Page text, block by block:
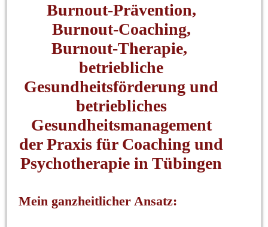
Burnout-Prävention,
Burnout-Coaching,
Burnout-Therapie,
betriebliche
Gesundheitsförderung und
betriebliches
Gesundheitsmanagement
der Praxis für Coaching und
Psychotherapie in Tübingen
Mein ganzheitlicher Ansatz: